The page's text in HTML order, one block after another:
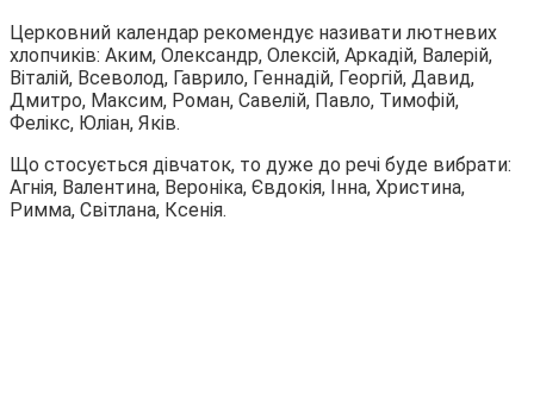
Церковний календар рекомендує називати лютневих
хлопчиків: Аким, Олександр, Олексій, Аркадій, Валерій,
Віталій, Всеволод, Гаврило, Геннадій, Георгій, Давид,
Дмитро, Максим, Роман, Савелій, Павло, Тимофій,
Фелікс, Юліан, Яків.
Що стосується дівчаток, то дуже до речі буде вибрати:
Агнія, Валентина, Вероніка, Євдокія, Інна, Христина,
Римма, Світлана, Ксенія.